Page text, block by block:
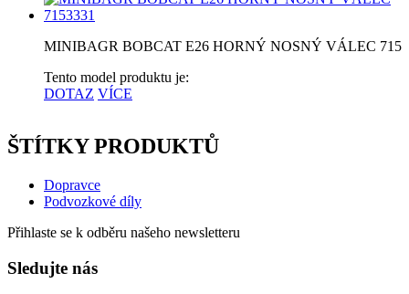
MINIBAGR BOBCAT E26 HORNÝ NOSNÝ VÁLEC
Tento model produktu je:
DOTAZ VÍCE
ŠTÍTKY PRODUKTŮ
Dopravce
Podvozkové díly
Přihlaste se k odběru našeho newsletteru
Sledujte nás